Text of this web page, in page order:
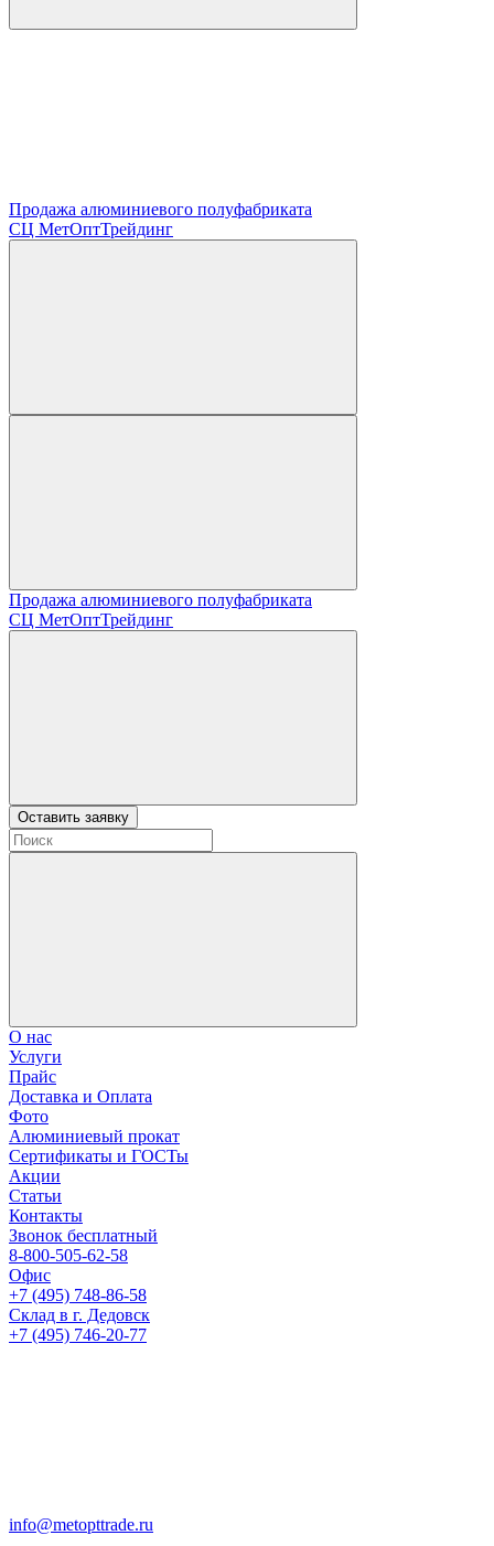
Продажа алюминиевого полуфабриката
СЦ МетОптТрейдинг
Продажа алюминиевого полуфабриката
СЦ МетОптТрейдинг
Оставить заявку
О нас
Услуги
Прайс
Доставка и Оплата
Фото
Алюминиевый прокат
Сертификаты и ГОСТы
Акции
Статьи
Контакты
Звонок бесплатный
8-800-505-62-58
Офис
+7 (495) 748-86-58
Склад в г. Дедовск
+7 (495) 746-20-77
info@metopttrade.ru